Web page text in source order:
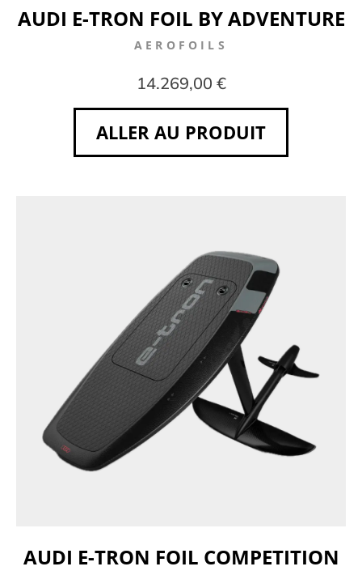
AUDI E-TRON FOIL BY ADVENTURE
AEROFOILS
14.269,00 €
ALLER AU PRODUIT
AUDI E-TRON FOIL COMPETITION